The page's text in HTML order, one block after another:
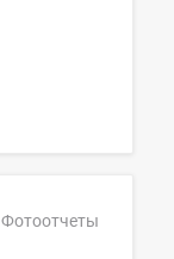
Фотоотчеты